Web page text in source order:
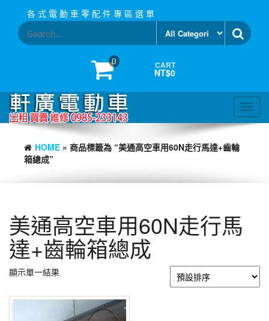
content
各 式 電 動 車 零 配 件 專 區 選 單
0 CART
NT$0
HOME » 商品標籤為 “美通高空車用60N走行馬達+齒輪
箱總成”
美通高空車用60N走行馬
達+齒輪箱總成
顯示單一結果